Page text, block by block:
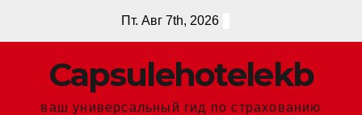
Пт. Авг 7th, 2026
Сapsulehotelekb
ваш универсальный гид по страхованию